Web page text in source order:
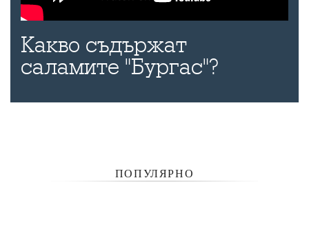
Какво съдържат
саламите "Бургас"?
ПОПУЛЯРНО